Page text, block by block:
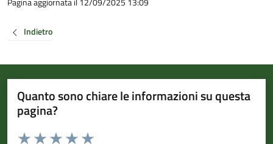
Indietro
Quanto sono chiare le informazioni su questa
pagina?
Valuta da 1 a 5 stelle la pagina